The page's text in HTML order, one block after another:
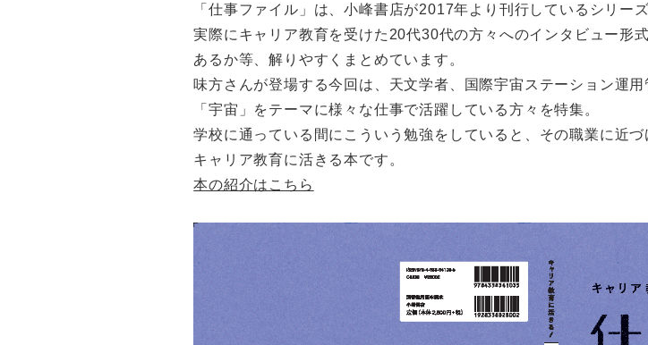
「仕事ファイル」は、小峰書店が2017年より刊行しているシリー
実際にキャリア教育を受けた20代30代の方々へのインタビュー形
あるか等、解りやすくまとめています。
味方さんが登場する今回は、天文学者、国際宇宙ステーション運
「宇宙」をテーマに様々な仕事で活躍している方々を特集。
学校に通っている間にこういう勉強をしていると、その職業に近
キャリア教育に活きる本です。
本の紹介はこちら